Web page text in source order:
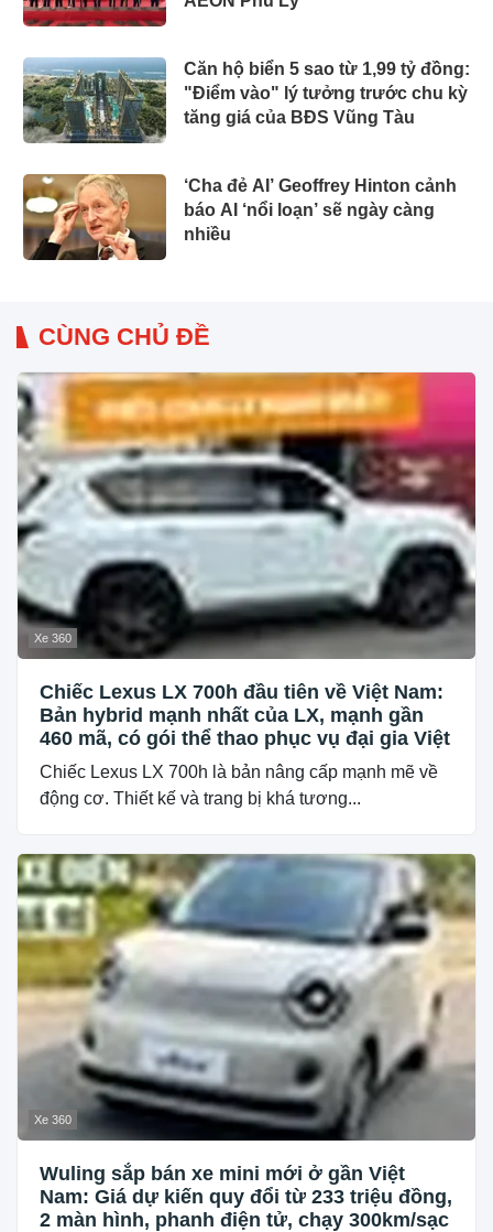
Căn hộ biển 5 sao từ 1,99 tỷ đồng:
"Điểm vào" lý tưởng trước chu kỳ
tăng giá của BĐS Vũng Tàu
‘Cha đẻ AI’ Geoffrey Hinton cảnh
báo AI ‘nổi loạn’ sẽ ngày càng
nhiều
CÙNG CHỦ ĐỀ
Xe 360
Chiếc Lexus LX 700h đầu tiên về Việt Nam:
Bản hybrid mạnh nhất của LX, mạnh gần
460 mã, có gói thể thao phục vụ đại gia Việt
Chiếc Lexus LX 700h là bản nâng cấp mạnh mẽ về
động cơ. Thiết kế và trang bị khá tương...
Xe 360
Wuling sắp bán xe mini mới ở gần Việt
Nam: Giá dự kiến quy đổi từ 233 triệu đồng,
2 màn hình, phanh điện tử, chạy 300km/sạc